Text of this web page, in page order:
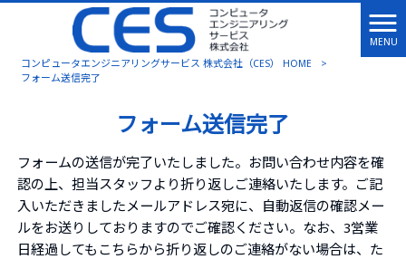
MENU
コンピュータエンジニアリングサービス 株式会社（CES） HOME
>
フォーム送信完了
フォーム送信完了
フォームの送信が完了いたしました。お問い合わせ内容を確
認の上、担当スタッフより折り返しご連絡いたします。ご記
入いただきましたメールアドレス宛に、自動返信の確認メー
ルをお送りしておりますのでご確認ください。なお、3営業
日経過してもこちらから折り返しのご連絡がない場合は、た